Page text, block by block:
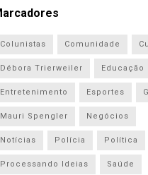
Colunistas Comunidade
Débora Trierweiler Educação
Entretenimento Esportes
Mauri Spengler Negócios
Notícias Polícia Política
Processando Ideias Saúde